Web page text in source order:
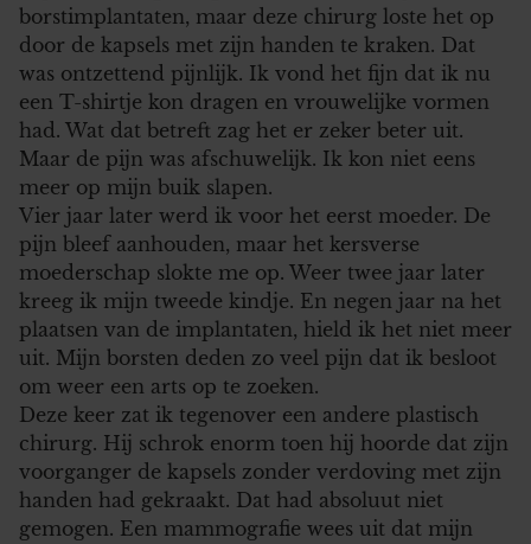
borstimplantaten, maar deze chirurg loste het op
door de kapsels met zijn handen te kraken. Dat
was ontzettend pijnlijk. Ik vond het fijn dat ik nu
een T-shirtje kon dragen en vrouwelijke vormen
had. Wat dat betreft zag het er zeker beter uit.
Maar de pijn was afschuwelijk. Ik kon niet eens
meer op mijn buik slapen.
Vier jaar later werd ik voor het eerst moeder. De
pijn bleef aanhouden, maar het kersverse
moederschap slokte me op. Weer twee jaar later
kreeg ik mijn tweede kindje. En negen jaar na het
plaatsen van de implantaten, hield ik het niet meer
uit. Mijn borsten deden zo veel pijn dat ik besloot
om weer een arts op te zoeken.
Deze keer zat ik tegenover een andere plastisch
chirurg. Hij schrok enorm toen hij hoorde dat zijn
voorganger de kapsels zonder verdoving met zijn
handen had gekraakt. Dat had absoluut niet
gemogen. Een mammografie wees uit dat mijn